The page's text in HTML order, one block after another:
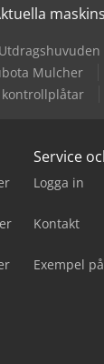
Utdragshuvuden
Mulcher
Service
Logga in
Kontakt
Exempel